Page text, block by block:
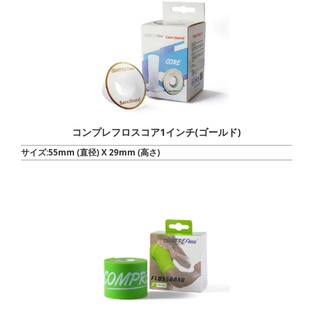
コンプレフロスコア1インチ(ゴールド)
サイズ:55mm (直径) X 29mm (高さ)